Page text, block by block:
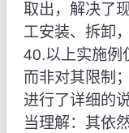
取出，解决了
工安装、拆卸
40.以上实施例
而非对其限制
进行了详细的
当理解：其依